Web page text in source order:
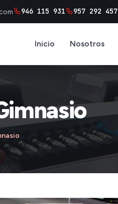
946 115 931 957 292 457
Inicio Nosotros